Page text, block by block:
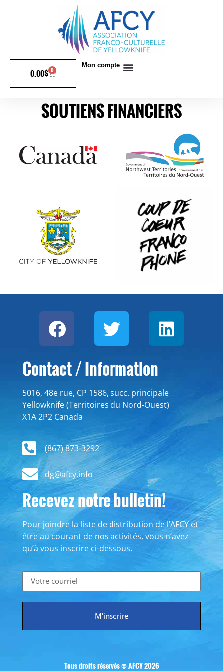
0.00$ 0
Mon compte
SOUTIENS FINANCIERS
Contact / Information
5016, 48e rue, CP 1586, succ. principale
Yellowknife (Territoires du Nord-Ouest)
X1A 2P2 Canada
(867) 873-3292
dg@afcy.info
Recevez notre bulletin!
Pour joindre la liste de distribution de l’AFCY et
être au courant de nos activités, vous n’avez
qu’à vous inscrire ci-dessous.
M'inscrire
Tous droits réservés © AFCY 2026